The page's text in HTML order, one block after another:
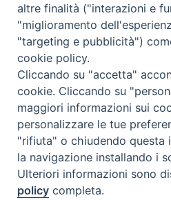
di
Diocesi di Como |
Riproduzione solo
altre finalità ("interazioni e
"miglioramento
"targeting e pubblicità")
cookie policy.
Cliccando su "accetta"
cookie. Cliccando su
maggiori informazioni sui
personalizzare le tue
"rifiuta" o chiudendo questa
la navigazione installando i
Ulteriori informazioni sono
policy completa.